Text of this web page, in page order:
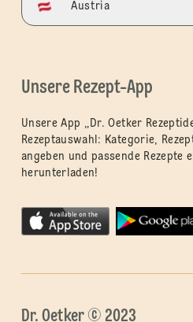
Austria
Unsere Rezept-App
Unsere App „Dr. Oetker
Rezeptauswahl: Kategorie,
angeben und passende Rezepte
herunterladen!
Dr. Oetker © 2023